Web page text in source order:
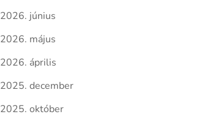
2026. június
2026. május
2026. április
2025. december
2025. október